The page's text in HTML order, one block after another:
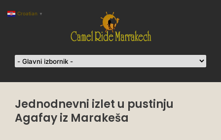
Jednodnevni izlet u pustinju
Agafay iz Marakeša
Croatian ▼